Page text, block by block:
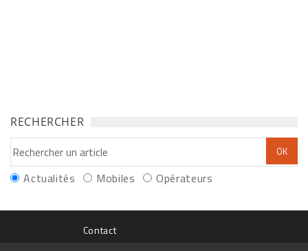
RECHERCHER
Actualités Mobiles Opérateurs
Contact